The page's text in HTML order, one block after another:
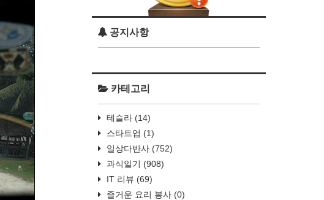
공지사항
카테고리
테슬라 (14)
스타트업 (1)
일상다반사 (752)
과식일기 (908)
IT 리뷰 (69)
즐거운 요리 봉사 (0)